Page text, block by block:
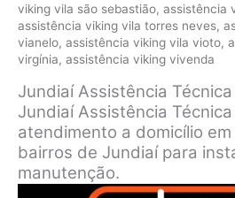
viking vila são sebastião, assistência
assistência viking vila torres neves,
vianelo, assistência viking vila vioto,
virgínia, assistência viking vivenda
Jundiaí Assistência
Jundiaí Assistência
atendimento a domicílio
bairros de Jundiaí para
manutenção.